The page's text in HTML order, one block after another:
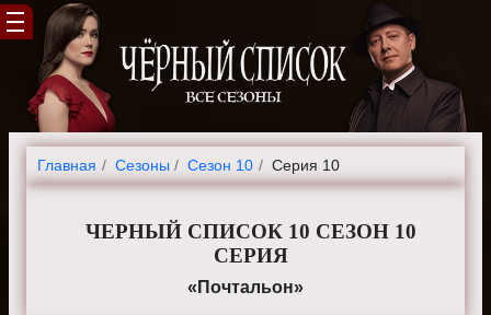
Главная Cезоны Сезон 10 Серия 10
ЧЕРНЫЙ СПИСОК 10 СЕЗОН 10
СЕРИЯ
«Почтальон»